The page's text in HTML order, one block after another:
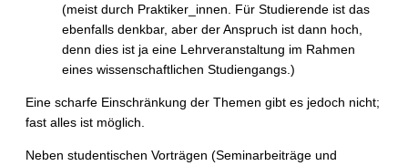
(meist durch Praktiker_innen. Für Studierende ist das
ebenfalls denkbar, aber der Anspruch ist dann hoch,
denn dies ist ja eine Lehrveranstaltung im Rahmen
eines wissenschaftlichen Studiengangs.)
Eine scharfe Einschränkung der Themen gibt es jedoch nicht;
fast alles ist möglich.
Neben studentischen Vorträgen (Seminarbeiträge und